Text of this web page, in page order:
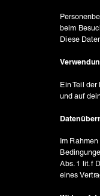
beim
Ein Teil
Im
Abs. 1 lit. f